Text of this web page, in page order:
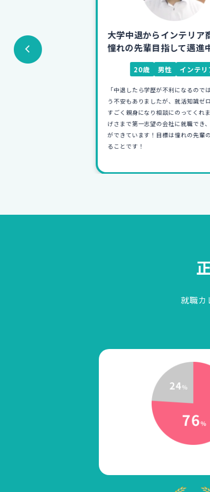
退職から
！
大学中退からインテリア商
憧れの先輩目指して邁進中
20歳 男性 インテリア
「中退したら学歴が不利になるのでは…
う不安もありましたが、就活知識ゼロの
すごく親身になり相談にのってくれまし
げさまで第一志望の会社に就職でき、楽
ができています！目標は憧れの先輩のよ
ることです！
就職カ